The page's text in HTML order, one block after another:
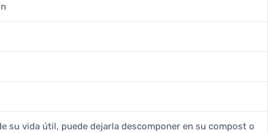
su vida útil, puede dejarla descomponer en su compost o